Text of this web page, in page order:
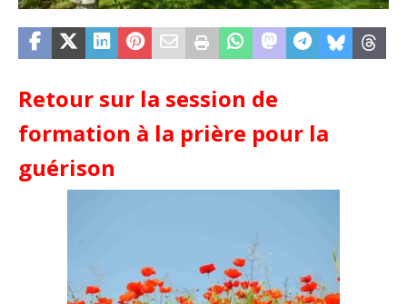
Retour sur la session de
formation à la prière pour la
guérison